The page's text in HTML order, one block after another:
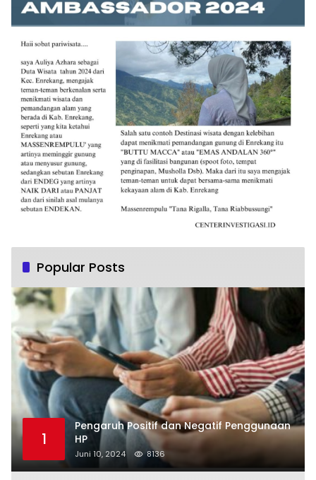
Popular Posts
1
Pengaruh Positif dan Negatif Penggunaan
HP
Juni 10, 2024 8136